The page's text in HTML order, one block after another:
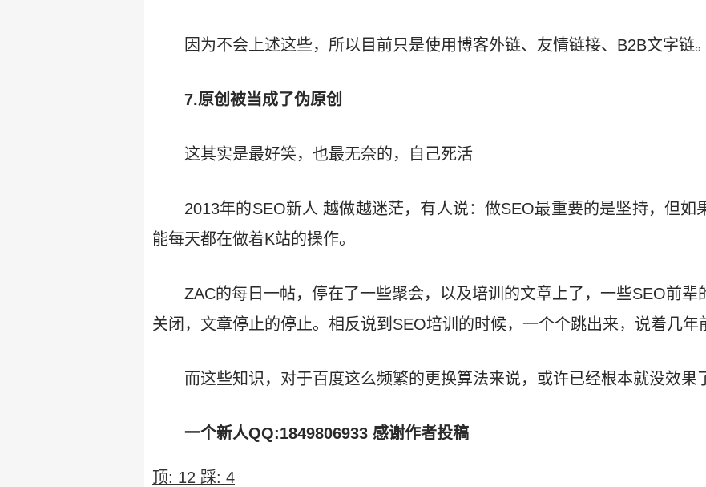
因为不会上述这些，所以目前只是使用博客外链、友情链接、B2B文字链。
7.原创被当成了伪原创
这其实是最好笑，也最无奈的，自己死活
2013年的SEO新人 越做越迷茫，有人说：做SEO最重要的是坚持，但如
能每天都在做着K站的操作。
ZAC的每日一帖，停在了一些聚会，以及培训的文章上了，一些SEO前辈
关闭，文章停止的停止。相反说到SEO培训的时候，一个个跳出来，说着几年
而这些知识，对于百度这么频繁的更换算法来说，或许已经根本就没效果
一个新人QQ:1849806933 感谢作者投稿
顶: 12 踩: 4